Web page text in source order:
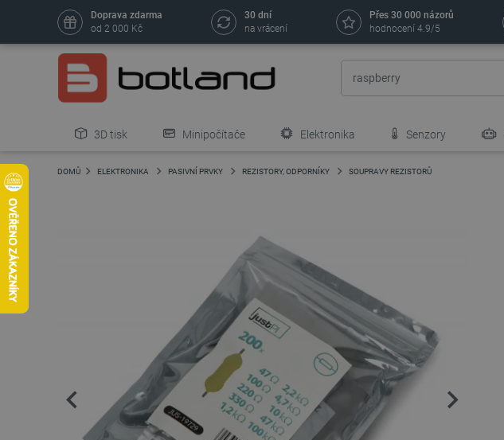
Doprava zdarma
od 2 000 Kč
30 dní
na vrácení
Přes 30 000 názorů
hodnocení 4.9/5
3D tisk Minipočítače Elektronika Senzory
DOMŮ ELEKTRONIKA PASIVNÍ PRVKY REZISTORY, ODPORNÍKY SOUPRAVY REZISTORŮ